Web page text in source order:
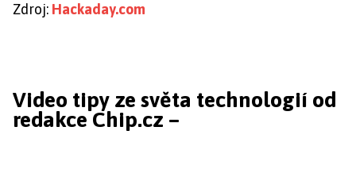
Zdroj: Hackaday.com
Video tipy ze světa technologií od
redakce Chip.cz –